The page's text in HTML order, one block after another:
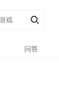
问答